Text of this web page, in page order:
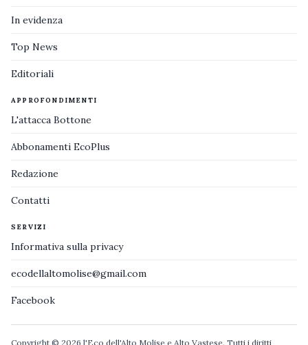
In evidenza
Top News
Editoriali
APPROFONDIMENTI
L'attacca Bottone
Abbonamenti EcoPlus
Redazione
Contatti
SERVIZI
Informativa sulla privacy
ecodellaltomolise@gmail.com
Facebook
Copyright © 2026 l'Eco dell'Alto Molise e Alto Vastese. Tutti i diritti